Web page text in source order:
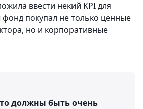
ввести некий KPI для
покупал не только ценные
но и корпоративные
должны быть очень